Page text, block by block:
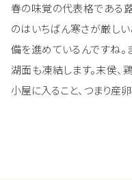
春の味覚の代表格である蕗
のはいちばん寒さが厳し
備を進めているんですね。
湖面も凍結します。末侯、
小屋に入ること、つまり産